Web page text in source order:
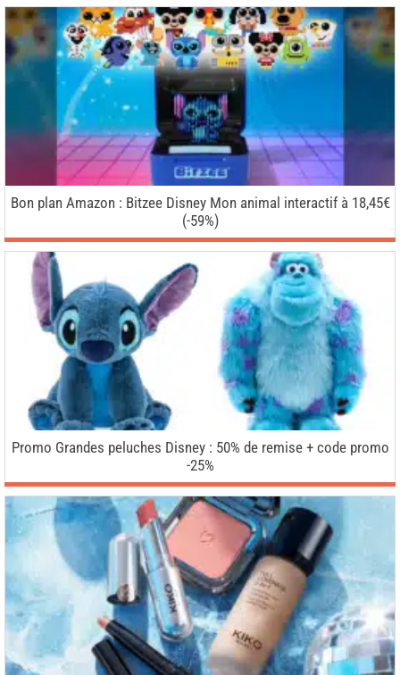
Bon plan Amazon : Bitzee Disney Mon animal interactif à 18,45€
(-59%)
Promo Grandes peluches Disney : 50% de remise + code promo
-25%